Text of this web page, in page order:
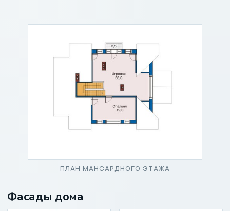
ПЛАН МАНСАРДНОГО ЭТАЖА
Фасады дома